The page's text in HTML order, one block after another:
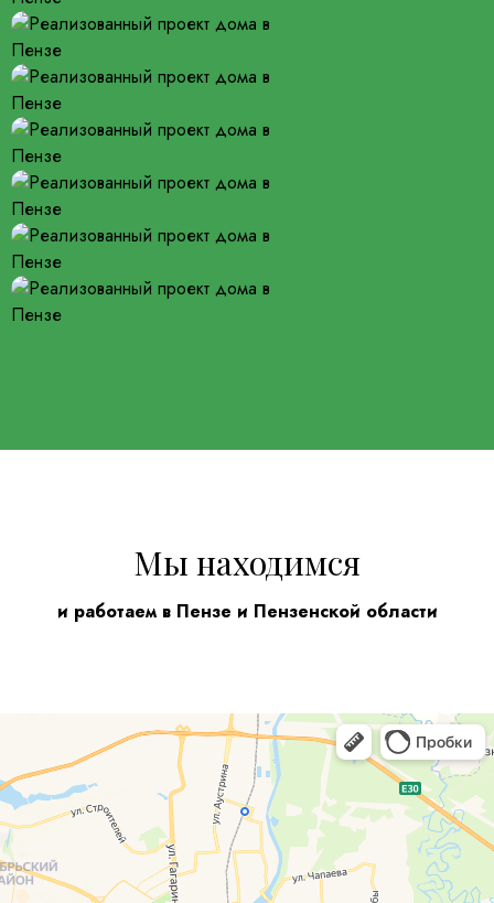
Мы находимся
и работаем в Пензе и Пензенской области